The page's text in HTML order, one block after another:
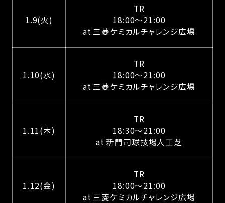
1.9(火)
TR
18:00〜21:00
at 三菱ケミカルチャレンジ広場
1.10(水)
TR
18:00〜21:00
at 三菱ケミカルチャレンジ広場
1.11(木)
TR
18:30〜21:00
at 新門司球技場人工芝
1.12(金)
TR
18:00〜21:00
at 三菱ケミカルチャレンジ広場